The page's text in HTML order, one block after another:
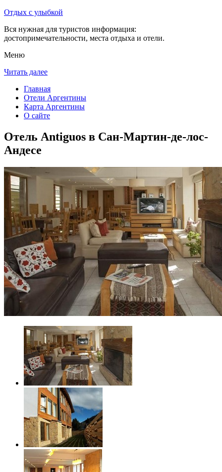
Отдых с улыбкой
Вся нужная для туристов информация:
достопримечательности, места отдыха и отели.
Меню
Читать далее
Главная
Отели Аргентины
Карта Аргентины
О сайте
Отель Antiguos в Сан-Мартин-де-лос-
Андесе